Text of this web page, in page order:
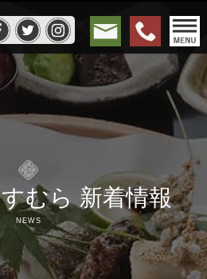
むら 新着情報
NEWS